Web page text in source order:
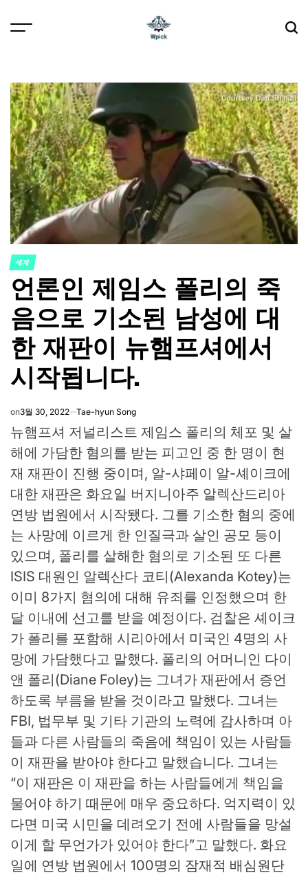
POSTED
IN
세계
언론인 제임스 폴리의 죽
음으로 기소된 남성에 대
한 재판이 뉴햄프셔에서
시작됩니다.
on3월 30, 2022 Tae-hyun Song
뉴햄프셔 저널리스트 제임스 폴리의 체포 및 살
해에 가담한 혐의를 받는 피고인 중 한 명이 현
재 재판이 진행 중이며, 알-샤페이 알-셰이크에
대한 재판은 화요일 버지니아주 알렉산드리아
연방 법원에서 시작됐다. 그를 기소한 혐의 중에
는 사망에 이르게 한 인질극과 살인 공모 등이
있으며, 폴리를 살해한 혐의로 기소된 또 다른
ISIS 대원인 알렉산다 코티(Alexanda Kotey)는
이미 8가지 혐의에 대해 유죄를 인정했으며 한
달 이내에 선고를 받을 예정이다. 검찰은 셰이크
가 폴리를 포함해 시리아에서 미국인 4명의 사
망에 가담했다고 말했다. 폴리의 어머니인 다이
앤 폴리(Diane Foley)는 그녀가 재판에서 증언
하도록 부름을 받을 것이라고 말했다. 그녀는
FBI, 법무부 및 기타 기관의 노력에 감사하며 아
들과 다른 사람들의 죽음에 책임이 있는 사람들
이 재판을 받아야 한다고 말했습니다. 그녀는
“이 재판은 이 재판을 하는 사람들에게 책임을
물어야 하기 때문에 매우 중요하다. 억지력이 있
다면 미국 시민을 데려오기 전에 사람들을 망설
이게 할 무언가가 있어야 한다”고 말했다. 화요
일에 연방 법원에서 100명의 잠재적 배심원단